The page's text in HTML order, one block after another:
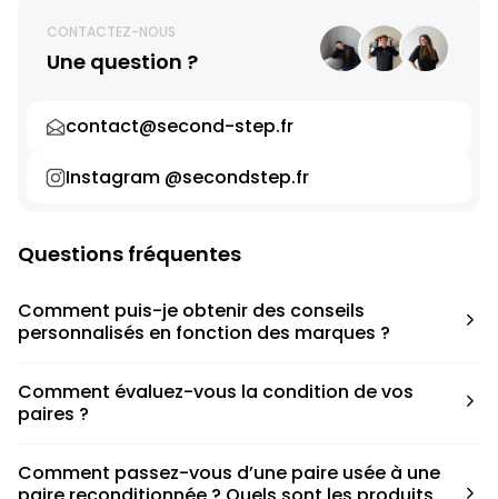
CONTACTEZ-NOUS
Une question ?
contact@second-step.fr
Instagram @secondstep.fr
Questions fréquentes
Comment puis-je obtenir des conseils
personnalisés en fonction des marques ?
pour déterminer la taille appropriée, que ce soit une taille
en dessous, au-dessus ou correspondant à votre taille
Comment évaluez-vous la condition de vos
paires ?
défauts spécifiques de chaque paire.
Comment passez-vous d’une paire usée à une